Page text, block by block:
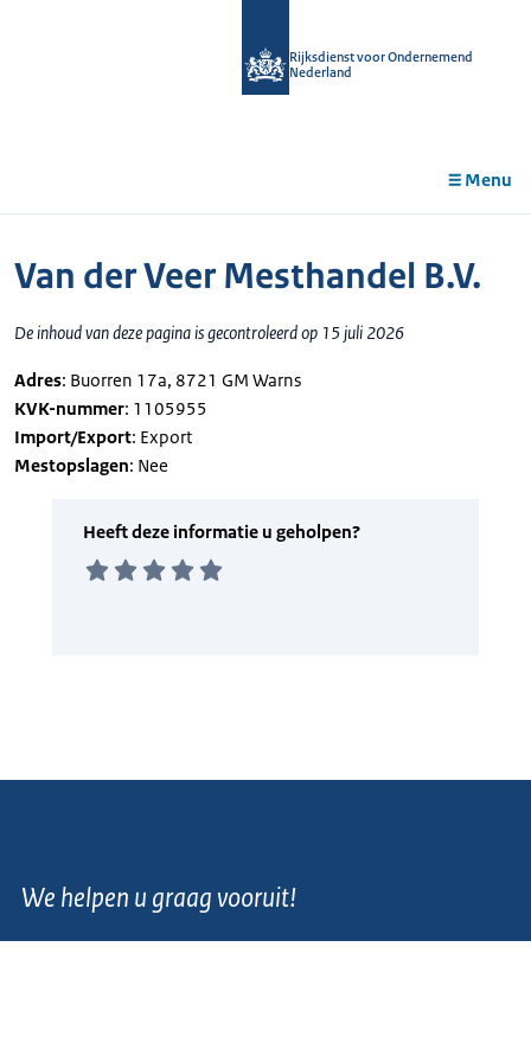
Rijksdienst voor Ondernemend
Nederland
Menu
Van der Veer Mesthandel B.V.
De inhoud van deze pagina is gecontroleerd op 15 juli 2026
Adres: Buorren 17a, 8721 GM Warns
KVK-nummer: 1105955
Import/Export: Export
Mestopslagen: Nee
We helpen u graag vooruit!